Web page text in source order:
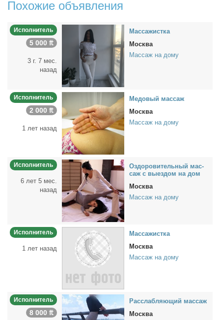
Похожие объявления
Исполнитель
5 000 ₶
3 г. 7 мес.
назад
Мас­са­жист­ка
Москва
Массаж на дому
Исполнитель
2 000 ₶
1 лет назад
Ме­до­вый мас­саж
Москва
Массаж на дому
Исполнитель
6 лет 5 мес.
назад
Оздо­ро­ви­тель­ный мас­
саж с вы­ез­дом на дом
Москва
Массаж на дому
Исполнитель
1 лет назад
Мас­са­жист­ка
Москва
Массаж на дому
Исполнитель
8 000 ₶
Рас­слаб­ля­ю­щий мас­саж
Москва